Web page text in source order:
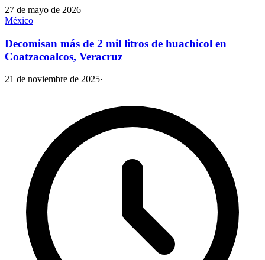
27 de mayo de 2026
México
Decomisan más de 2 mil litros de huachicol en
Coatzacoalcos, Veracruz
21 de noviembre de 2025·